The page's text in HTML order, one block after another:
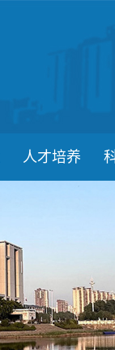
人才培养